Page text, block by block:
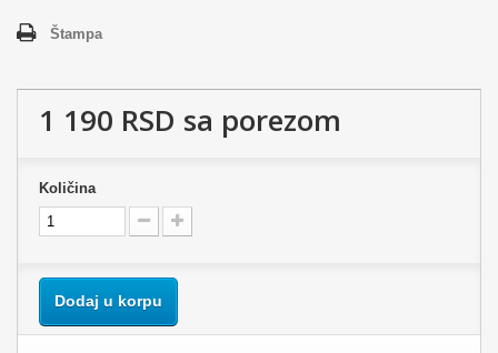
Štampa
1 190 RSD sa porezom
Količina
Dodaj u korpu